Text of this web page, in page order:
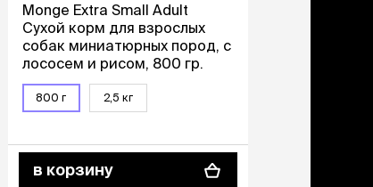
Monge Extra Small Adult
Сухой корм для взрослых
собак миниатюрных пород, с
лососем и рисом, 800 гр.
800 г 2,5 кг
в корзину